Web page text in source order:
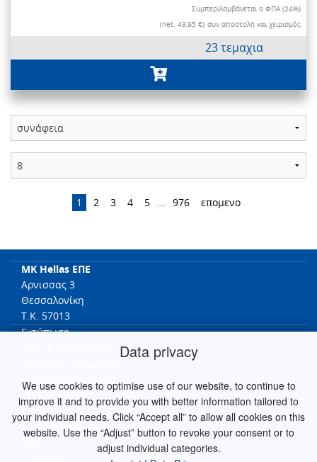
Data privacy
We use cookies to optimise use of our website, to continue to
improve it and to provide you with better information tailored to
your individual needs. Click “Accept all” to allow all cookies on this
website. Use the “Adjust” button to revoke your consent or to
adjust individual categories.
Συμπεριλαμβάνεται ο ΦΠΑ (24%)
(net. 43,95 €) συν αποστολή και χειρισμός
23 τεμαχια
1 2 3 4 5 ... 976 επομενο
MK Hellas ΕΠΕ
Αρνισσας 3
Θεσσαλονίκη
T.K. 57013
Εκτύπωση
Πολιτική ακύρωσης
Cookie Settings
Επικοινωνία
Έντυπο ακύρωσης
RMA